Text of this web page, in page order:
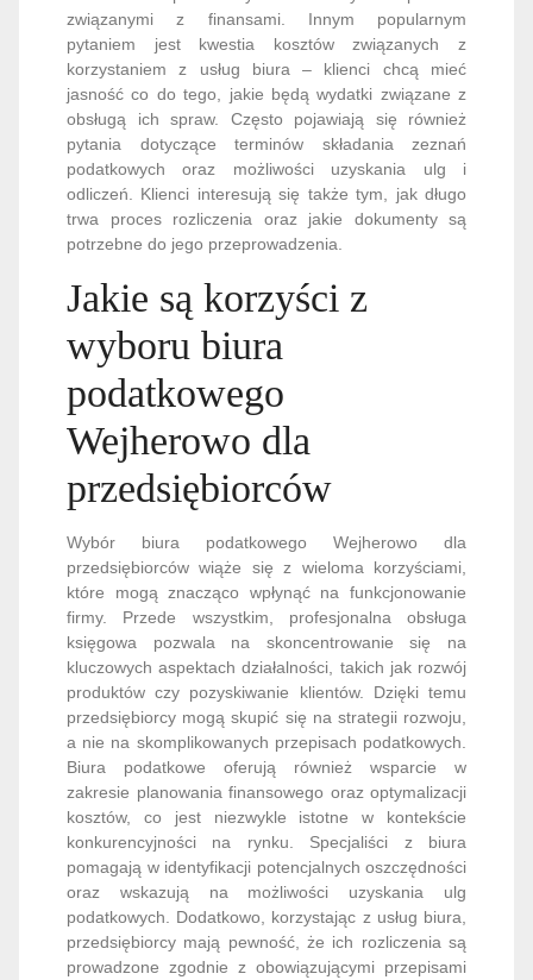
związanymi z finansami. Innym popularnym
pytaniem jest kwestia kosztów związanych z
korzystaniem z usług biura – klienci chcą mieć
jasność co do tego, jakie będą wydatki związane z
obsługą ich spraw. Często pojawiają się również
pytania dotyczące terminów składania zeznań
podatkowych oraz możliwości uzyskania ulg i
odliczeń. Klienci interesują się także tym, jak długo
trwa proces rozliczenia oraz jakie dokumenty są
potrzebne do jego przeprowadzenia.
Jakie są korzyści z
wyboru biura
podatkowego
Wejherowo dla
przedsiębiorców
Wybór biura podatkowego Wejherowo dla
przedsiębiorców wiąże się z wieloma korzyściami,
które mogą znacząco wpłynąć na funkcjonowanie
firmy. Przede wszystkim, profesjonalna obsługa
księgowa pozwala na skoncentrowanie się na
kluczowych aspektach działalności, takich jak rozwój
produktów czy pozyskiwanie klientów. Dzięki temu
przedsiębiorcy mogą skupić się na strategii rozwoju,
a nie na skomplikowanych przepisach podatkowych.
Biura podatkowe oferują również wsparcie w
zakresie planowania finansowego oraz optymalizacji
kosztów, co jest niezwykle istotne w kontekście
konkurencyjności na rynku. Specjaliści z biura
pomagają w identyfikacji potencjalnych oszczędności
oraz wskazują na możliwości uzyskania ulg
podatkowych. Dodatkowo, korzystając z usług biura,
przedsiębiorcy mają pewność, że ich rozliczenia są
prowadzone zgodnie z obowiązującymi przepisami